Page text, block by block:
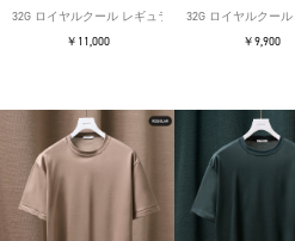
32G ロイヤルクール レギュラーTシャツ
￥11,000
32G ロイヤルクー
￥9,900